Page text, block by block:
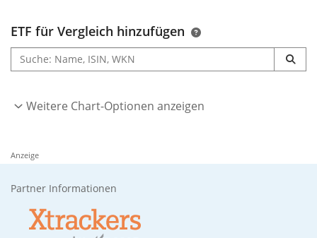
ETF für Vergleich hinzufügen
Weitere Chart-Optionen anzeigen
Anzeige
Partner Informationen